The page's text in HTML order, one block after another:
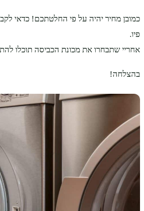
כמובן מחיר יהיה על פי החלטתכם! כדאי
פיו.
אחריי שתבחרו את מכונת הכביסה תוכלו
בהצלחה!